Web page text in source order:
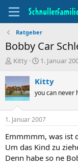
Ratgeber
Bobby Car
T
e
m
e
n
t
a
t
e
Kitty
B
g
n
d
a
t
u
m
1. Januar
Kitty
you can never
1. Januar 2007
Emmmmm, was ist
Um das Kind zu
Denn habe so ne